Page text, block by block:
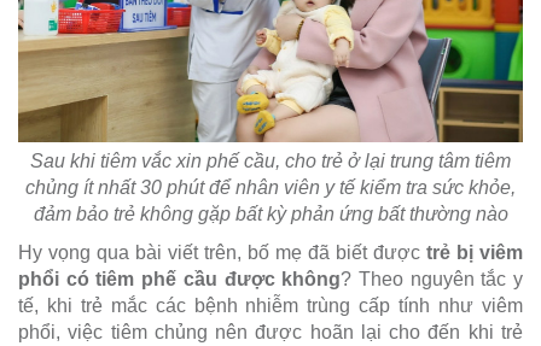
Sau khi tiêm vắc xin phế cầu, cho trẻ ở lại trung tâm tiêm
chủng ít nhất 30 phút để nhân viên y tế kiểm tra sức khỏe,
đảm bảo trẻ không gặp bất kỳ phản ứng bất thường nào
Hy vọng qua bài viết trên, bố mẹ đã biết được trẻ bị viêm
phổi có tiêm phế cầu được không? Theo nguyên tắc y
tế, khi trẻ mắc các bệnh nhiễm trùng cấp tính như viêm
phổi, việc tiêm chủng nên được hoãn lại cho đến khi trẻ